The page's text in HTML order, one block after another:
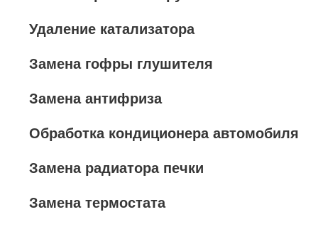
Удаление катализатора
Замена гофры глушителя
Замена антифриза
Обработка кондиционера автомобиля
Замена радиатора печки
Замена термостата